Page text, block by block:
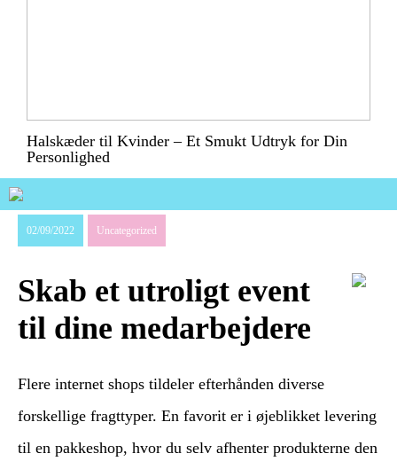
Halskæder til Kvinder – Et Smukt Udtryk for Din
Personlighed
02/09/2022 Uncategorized
Skab et utroligt event
til dine medarbejdere
Flere internet shops tildeler efterhånden diverse
forskellige fragttyper. En favorit er i øjeblikket levering
til en pakkeshop, hvor du selv afhenter produkterne den